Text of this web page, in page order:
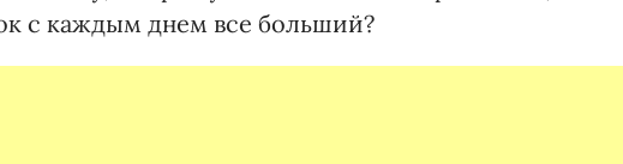
с каждым днем все больший?